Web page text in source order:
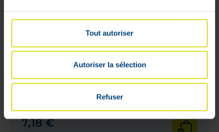
Tout autoriser
Autoriser la sélection
Refuser
Pharmex Peigne Poux Plastique
7,18€